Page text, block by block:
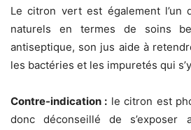
Le citron vert est également l’un
naturels en termes de soins
antiseptique, son jus aide à
les bactéries et les impuretés qui
Contre-indication : le citron est
donc déconseillé de s’exposer